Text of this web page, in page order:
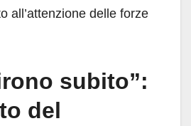
all’attenzione delle forze
subito”:
del